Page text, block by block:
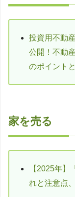
投資用不動
公開！不動
のポイント
家を売る
【2025年
れと注意点